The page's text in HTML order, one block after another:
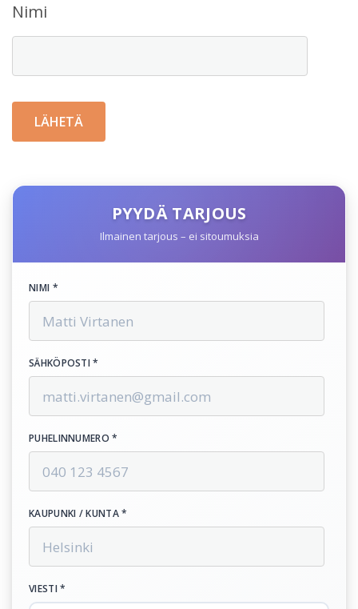
Nimi
PYYDÄ TARJOUS
Ilmainen tarjous – ei sitoumuksia
NIMI *
SÄHKÖPOSTI *
PUHELINNUMERO *
KAUPUNKI / KUNTA *
VIESTI *